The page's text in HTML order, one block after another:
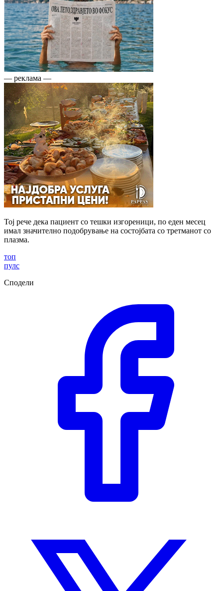
— реклама —
Тој рече дека пациент со тешки изгореници, по еден месец
имал значително подобрување на состојбата со третманот со
плазма.
топ
пулс
Сподели